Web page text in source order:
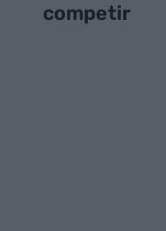
competir